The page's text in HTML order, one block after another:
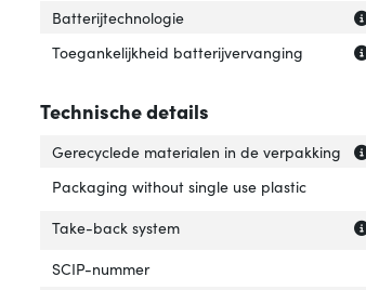
Batterijtechnologie
Toegankelijkheid batterijvervanging
Technische details
Gerecyclede materialen in de verpakking
Packaging without single use plastic
Take-back system
SCIP-nummer